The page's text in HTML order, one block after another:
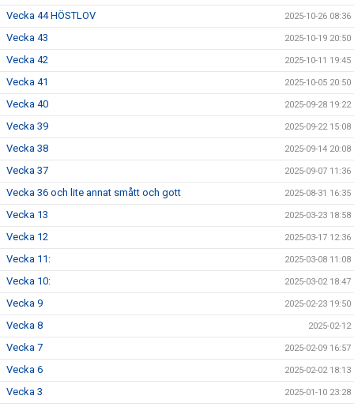
Vecka 44 HÖSTLOV 2025-10-26 08:36
Vecka 43 2025-10-19 20:50
Vecka 42 2025-10-11 19:45
Vecka 41 2025-10-05 20:50
Vecka 40 2025-09-28 19:22
Vecka 39 2025-09-22 15:08
Vecka 38 2025-09-14 20:08
Vecka 37 2025-09-07 11:36
Vecka 36 och lite annat smått och gott 2025-08-31 16:35
Vecka 13 2025-03-23 18:58
Vecka 12 2025-03-17 12:36
Vecka 11: 2025-03-08 11:08
Vecka 10: 2025-03-02 18:47
Vecka 9 2025-02-23 19:50
Vecka 8 2025-02-12
Vecka 7 2025-02-09 16:57
Vecka 6 2025-02-02 18:13
Vecka 3 2025-01-10 23:28